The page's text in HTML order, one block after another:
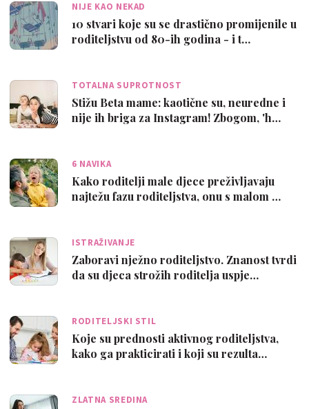
NIJE KAO NEKAD
10 stvari koje su se drastično promijenile u
roditeljstvu od 80-ih godina - i t…
TOTALNA SUPROTNOST
Stižu Beta mame: kaotične su, neuredne i
nije ih briga za Instagram! Zbogom, 'h…
6 NAVIKA
Kako roditelji male djece preživljavaju
najtežu fazu roditeljstva, onu s malom …
ISTRAŽIVANJE
Zaboravi nježno roditeljstvo. Znanost tvrdi
da su djeca strožih roditelja uspje…
RODITELJSKI STIL
Koje su prednosti aktivnog roditeljstva,
kako ga prakticirati i koji su rezulta…
ZLATNA SREDINA